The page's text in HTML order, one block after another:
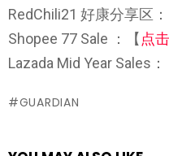
RedChili21 好康分享区
Shopee 77 Sale ：【 点
Lazada Mid Year Sales：
GUARDIAN